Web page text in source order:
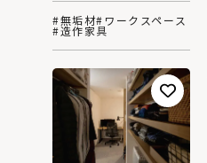
#無垢材#ワークスペース
#造作家具